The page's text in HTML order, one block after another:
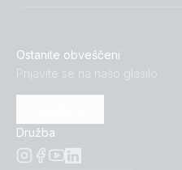
Ostanite obveščeni
Prijavite se na našo glasilo
Družba